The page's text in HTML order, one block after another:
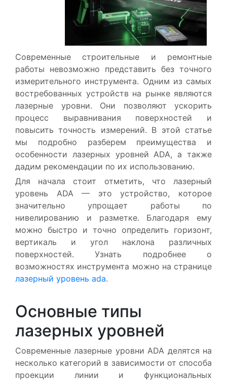
Современные строительные и ремонтные
работы невозможно представить без точного
измерительного инструмента. Одним из самых
востребованных устройств на рынке являются
лазерные уровни. Они позволяют ускорить
процесс выравнивания поверхностей и
повысить точность измерений. В этой статье
мы подробно разберем преимущества и
особенности лазерных уровней ADA, а также
дадим рекомендации по их использованию.
Для начала стоит отметить, что лазерный
уровень ADA — это устройство, которое
значительно упрощает работы по
нивелированию и разметке. Благодаря ему
можно быстро и точно определить горизонт,
вертикаль и угол наклона различных
поверхностей. Узнать подробнее о
возможностях инструмента можно на странице
лазерный уровень ada.
Основные типы
лазерных уровней
Современные лазерные уровни ADA делятся на
несколько категорий в зависимости от способа
проекции линии и функциональных